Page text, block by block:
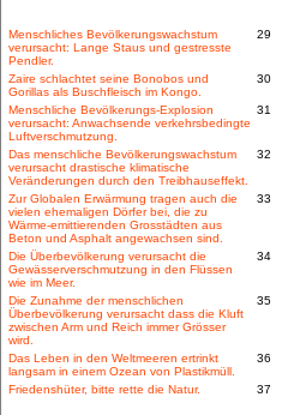
Menschliches Bevölkerungswachstum
verursacht: Lange Staus und gestresste
Pendler.
29
Zaire schlachtet seine Bonobos und
Gorillas als Buschfleisch im Kongo.
30
Menschliche Bevölkerungs-Explosion
verursacht: Anwachsende verkehrsbedingte
Luftverschmutzung.
31
Das menschliche Bevölkerungswachstum
verursacht drastische klimatische
Veränderungen durch den Treibhauseffekt.
32
Zur Globalen Erwärmung tragen auch die
vielen ehemaligen Dörfer bei, die zu
Wärme-emittierenden Grosstädten aus
Beton und Asphalt angewachsen sind.
33
Die Überbevölkerung verursacht die
Gewässerverschmutzung in den Flüssen
wie im Meer.
34
Die Zunahme der menschlichen
Überbevölkerung verursacht dass die Kluft
zwischen Arm und Reich immer Grösser
wird.
35
Das Leben in den Weltmeeren ertrinkt
langsam in einem Ozean von Plastikmüll.
36
Friedenshüter, bitte rette die Natur.
37